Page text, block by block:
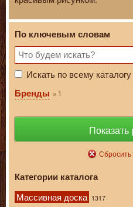
По ключевым словам
Искать по всему каталогу
Бренды
1
Показать
Категории каталога
Массивная доска 1317